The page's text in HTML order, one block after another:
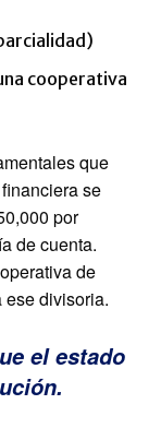
cooperativa
que
se
por
de cuenta.
de
ese divisoria.
el estado